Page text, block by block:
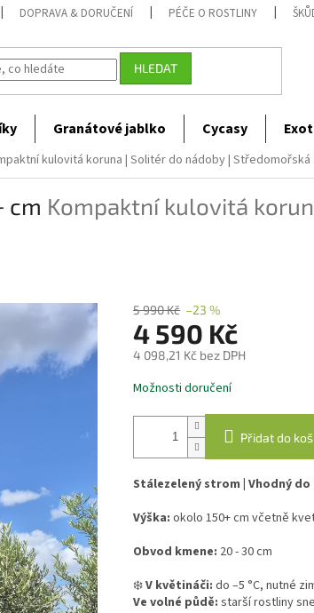
DOPRAVA & DORUČENÍ PÉČE O ROSTLINY
HLEDAT
Granátové jablko Cycasy
kulovitá koruna | Solitér do nádoby |
cm Kompaktní kulovitá
5 990 Kč –23 %
4 590 Kč
4 098,21 Kč bez DPH
Měrná
cena:
Možnosti doručení
Přidat do
Stálezelený strom | Vhodný
Výška: okolo 150+ cm včetně
Obvod kmene: 20 - 30 cm
❄️V květináči: do –5 °C, nutné
Ve volné půdě: starší rostliny